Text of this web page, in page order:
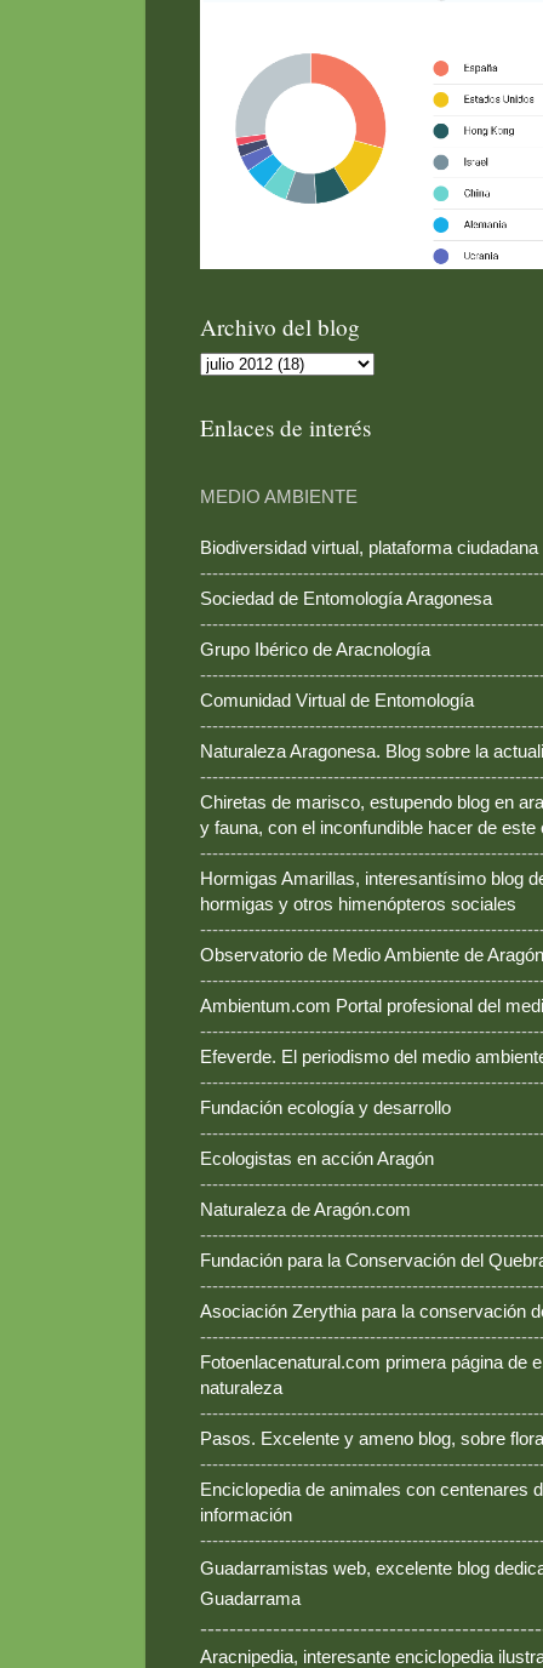
Archivo del blog
Enlaces de interés
MEDIO AMBIENTE
Biodiversidad virtual, plataforma ciudadana
Sociedad de Entomología Aragonesa
Grupo Ibérico de Aracnología
Comunidad Virtual de Entomología
Naturaleza Aragonesa. Blog sobre la
Chiretas de marisco, estupendo blog en
y fauna, con el inconfundible hacer de este
Hormigas Amarillas, interesantísimo blog
hormigas y otros himenópteros sociales
Observatorio de Medio Ambiente de Aragón
Ambientum.com Portal profesional del
Efeverde. El periodismo del medio
Fundación ecología y desarrollo
Ecologistas en acción Aragón
Naturaleza de Aragón.com
Fundación para la Conservación del
Asociación Zerythia para la conservación
Fotoenlacenatural.com primera página de
naturaleza
Pasos. Excelente y ameno blog, sobre
Enciclopedia de animales con centenares
información
Guadarramistas web, excelente blog
Guadarrama
Aracnipedia, interesante enciclopedia